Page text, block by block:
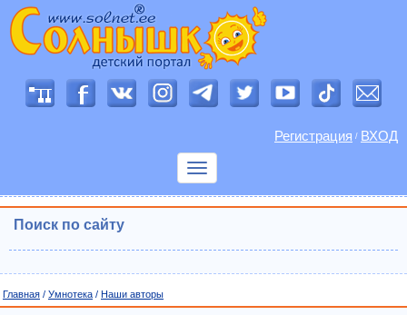
Регистрация / ВХОД
Показать
Поиск по сайту
Главная / Умнотека / Наши авторы